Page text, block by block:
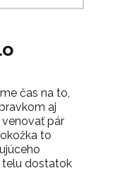
čas na to,
aj
pár
to
telu dostatok